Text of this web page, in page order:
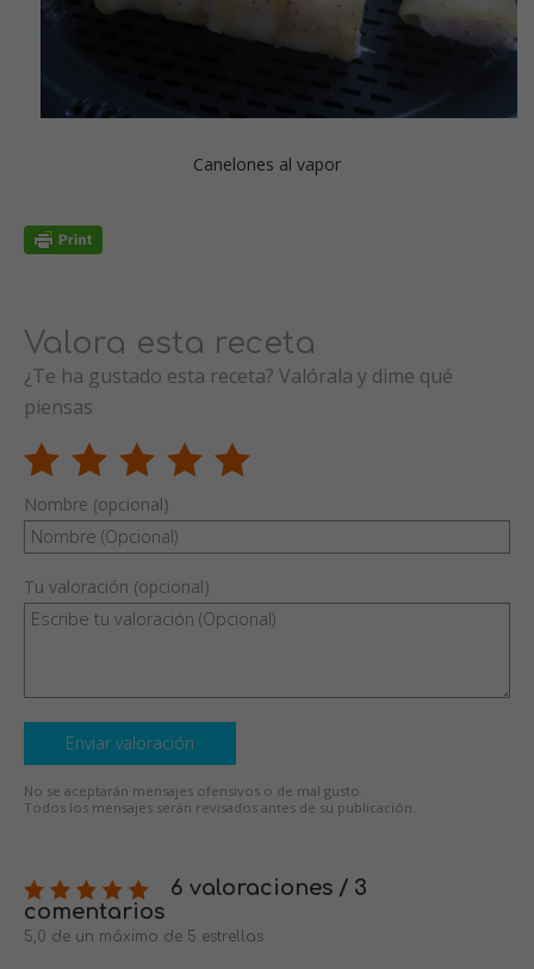
Canelones al vapor
Valora esta receta
¿Te ha gustado esta receta? Valórala y dime qué
piensas
Nombre (opcional)
Tu valoración (opcional)
Enviar valoración
No se aceptarán mensajes ofensivos o de mal gusto.
Todos los mensajes serán revisados antes de su publicación.
6 valoraciones / 3
comentarios
5,0 de un máximo de 5 estrellas